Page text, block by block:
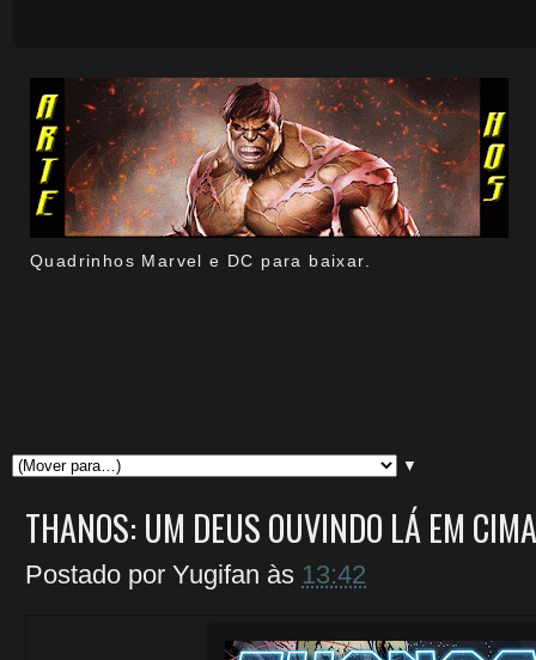
Quadrinhos Marvel e DC para baixar.
▼
THANOS: UM DEUS OUVINDO LÁ EM
Postado por Yugifan às 13:42